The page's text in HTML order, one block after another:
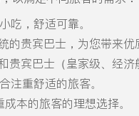
吃，舒适可靠。
的贵宾巴士，为您带来优
贵宾巴士（皇家级、经
注重舒适的旅客。
本的旅客的理想选择。